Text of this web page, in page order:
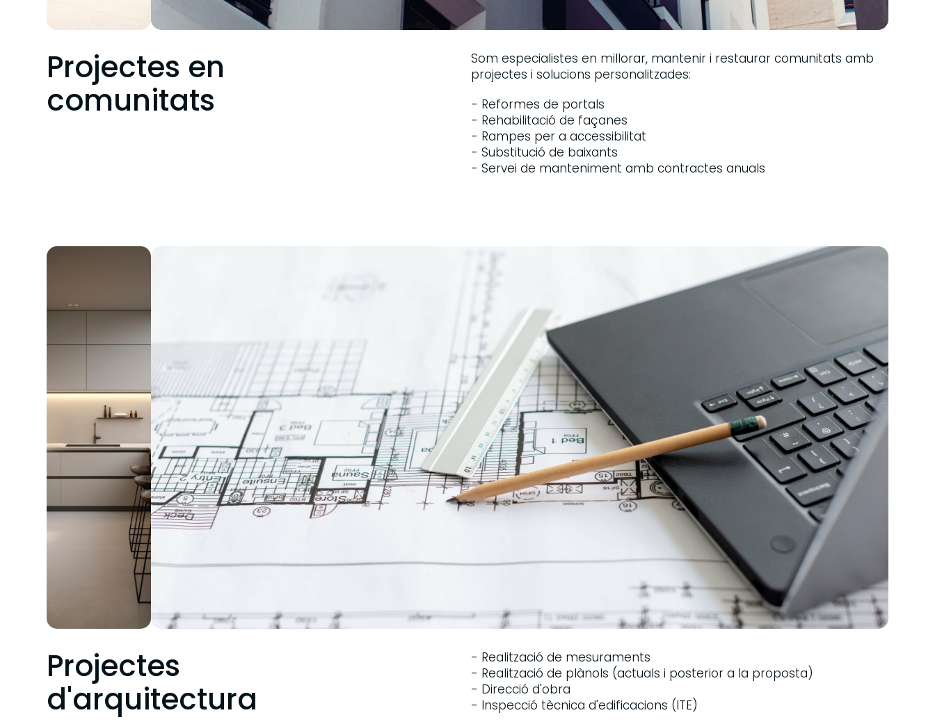
Projectes en
comunitats
Som especialistes en millorar, mantenir i restaurar comunitats amb
projectes i solucions personalitzades:
- Reformes de portals
- Rehabilitació de façanes
- Rampes per a accessibilitat
- Substitució de baixants
- Servei de manteniment amb contractes anuals
Projectes
d'arquitectura
- Realització de mesuraments
- Realització de plànols (actuals i posterior a la proposta)
- Direcció d'obra
- Inspecció tècnica d'edificacions (ITE)